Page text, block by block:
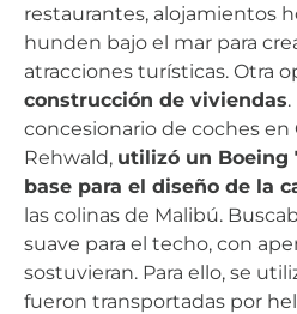
restaurantes, alojamientos
hunden bajo el mar para
atracciones turísticas. Otra
construcción de viviendas
concesionario de coches en
Rehwald, utilizó un Boeing
base para el diseño de la
las colinas de Malibú.
suave para el techo, con
sostuvieran. Para ello, se
fueron transportadas por